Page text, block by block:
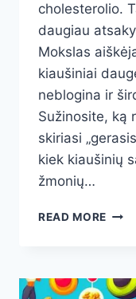
cholesterolio.
daugiau
Mokslas
kiaušiniai
neblogina ir
Sužinosite, ką
skiriasi
kiek kiaušinių
žmonių…
READ MORE MITAS